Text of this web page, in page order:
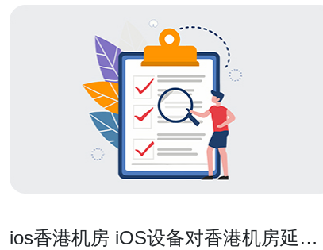
ios香港机房 iOS设备对香港机房延迟